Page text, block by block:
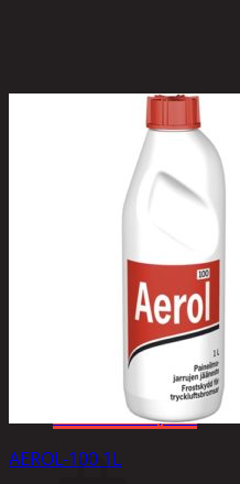
Ostoskori /0,00€
AEROL-100 1L